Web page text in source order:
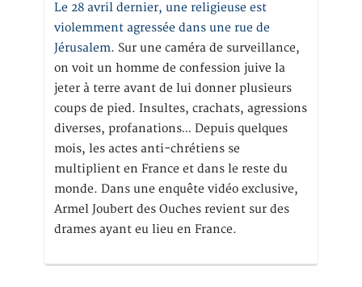
Le 28 avril dernier, une religieuse est
violemment agressée dans une rue de
Jérusalem. Sur une caméra de surveillance,
on voit un homme de confession juive la
jeter à terre avant de lui donner plusieurs
coups de pied. Insultes, crachats, agressions
diverses, profanations… Depuis quelques
mois, les actes anti-chrétiens se
multiplient en France et dans le reste du
monde. Dans une enquête vidéo exclusive,
Armel Joubert des Ouches revient sur des
drames ayant eu lieu en France.